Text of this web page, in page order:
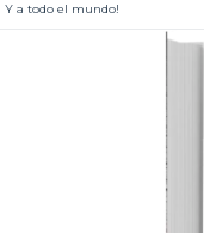
Y a todo el mundo!